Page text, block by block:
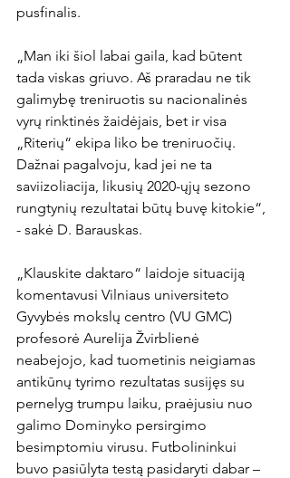
pusfinalis.
„Man iki šiol labai gaila, kad būtent
tada viskas griuvo. Aš praradau ne tik
galimybę treniruotis su nacionalinės
vyrų rinktinės žaidėjais, bet ir visa
„Riterių“ ekipa liko be treniruočių.
Dažnai pagalvoju, kad jei ne ta
saviizoliacija, likusių 2020-ųjų sezono
rungtynių rezultatai būtų buvę kitokie“,
- sakė D. Barauskas.
„Klauskite daktaro“ laidoje situaciją
komentavusi Vilniaus universiteto
Gyvybės mokslų centro (VU GMC)
profesorė Aurelija Žvirblienė
neabejojo, kad tuometinis neigiamas
antikūnų tyrimo rezultatas susijęs su
pernelyg trumpu laiku, praėjusiu nuo
galimo Dominyko persirgimo
besimptomiu virusu. Futbolininkui
buvo pasiūlyta testą pasidaryti dabar –